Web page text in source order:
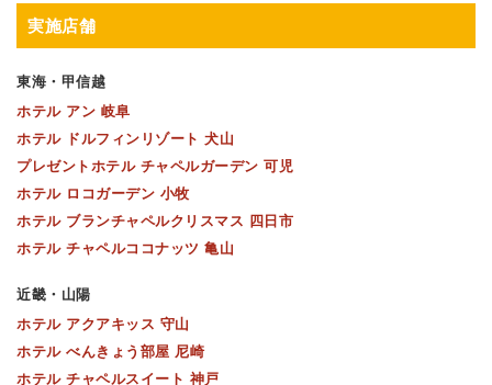
実施店舗
東海・甲信越
ホテル アン 岐阜
ホテル ドルフィンリゾート 犬山
プレゼントホテル チャペルガーデン 可児
ホテル ロコガーデン 小牧
ホテル ブランチャペルクリスマス 四日市
ホテル チャペルココナッツ 亀山
近畿・山陽
ホテル アクアキッス 守山
ホテル べんきょう部屋 尼崎
ホテル チャペルスイート 神戸